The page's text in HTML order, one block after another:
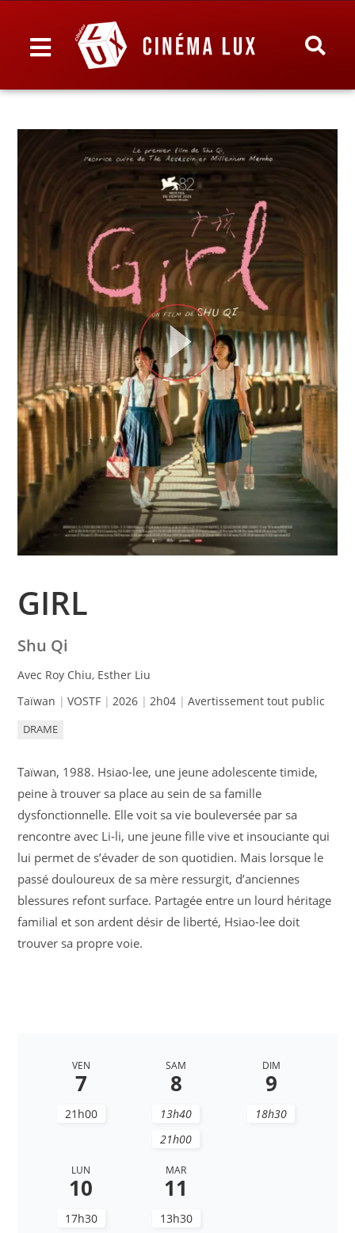
GIRL
Shu Qi
Avec Roy Chiu, Esther Liu
Taïwan
VOSTF 2026 2h04 Avertissement tout public
DRAME
Taïwan, 1988. Hsiao-lee, une jeune adolescente timide,
peine à trouver sa place au sein de sa famille
dysfonctionnelle. Elle voit sa vie bouleversée par sa
rencontre avec Li-li, une jeune fille vive et insouciante qui
lui permet de s’évader de son quotidien. Mais lorsque le
passé douloureux de sa mère ressurgit, d’anciennes
blessures refont surface. Partagée entre un lourd héritage
familial et son ardent désir de liberté, Hsiao-lee doit
trouver sa propre voie.
VEN
7
21h00
SAM
8
13h40
21h00
DIM
9
18h30
LUN
10
17h30
MAR
11
13h30